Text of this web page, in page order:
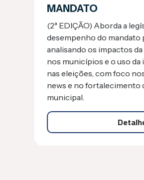
MANDATO
(2ª EDIÇÃO) Aborda a legística e
desempenho do mandato
analisando os impactos da
nos municípios e o uso da
nas eleições, com foco nos
news e no fortalecimento da
municipal.
Detalhes